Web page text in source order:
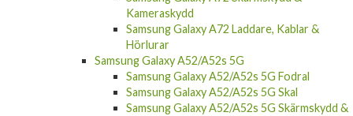
Kameraskydd
Samsung Galaxy A72 Laddare, Kablar &
Hörlurar
Samsung Galaxy A52/A52s 5G
Samsung Galaxy A52/A52s 5G Fodral
Samsung Galaxy A52/A52s 5G Skal
Samsung Galaxy A52/A52s 5G Skärmskydd &